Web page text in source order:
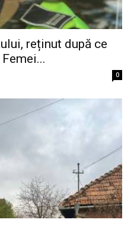
reținut după ce
0